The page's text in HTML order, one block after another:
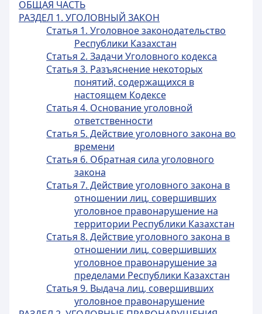
ОБЩАЯ ЧАСТЬ
РАЗДЕЛ 1. УГОЛОВНЫЙ ЗАКОН
Статья 1. Уголовное законодательство
Республики Казахстан
Статья 2. Задачи Уголовного кодекса
Статья 3. Разъяснение некоторых
понятий, содержащихся в
настоящем Кодексе
Статья 4. Основание уголовной
ответственности
Статья 5. Действие уголовного закона во
времени
Статья 6. Обратная сила уголовного
закона
Статья 7. Действие уголовного закона в
отношении лиц, совершивших
уголовное правонарушение на
территории Республики Казахстан
Статья 8. Действие уголовного закона в
отношении лиц, совершивших
уголовное правонарушение за
пределами Республики Казахстан
Статья 9. Выдача лиц, совершивших
уголовное правонарушение